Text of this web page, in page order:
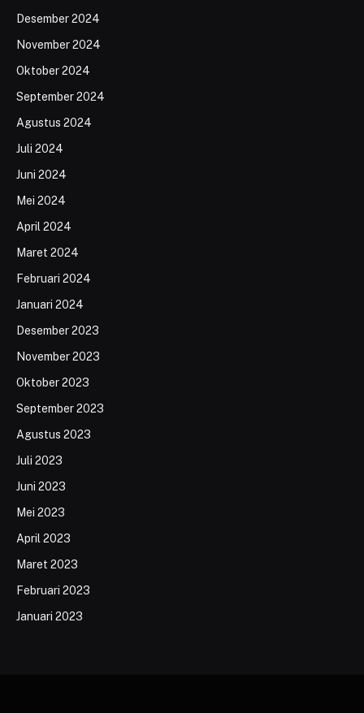
Desember 2024
November 2024
Oktober 2024
September 2024
Agustus 2024
Juli 2024
Juni 2024
Mei 2024
April 2024
Maret 2024
Februari 2024
Januari 2024
Desember 2023
November 2023
Oktober 2023
September 2023
Agustus 2023
Juli 2023
Juni 2023
Mei 2023
April 2023
Maret 2023
Februari 2023
Januari 2023